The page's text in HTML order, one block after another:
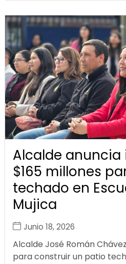
Alcalde anuncia
$165 millones
techado en
Mujica
Junio 18, 2026
Alcalde José Román
para construir un patio